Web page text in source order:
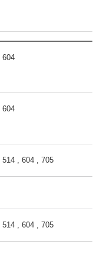
604
604
514 , 604 , 705
514 , 604 , 705